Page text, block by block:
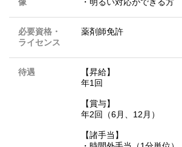
必要資格・
ライセンス
薬剤師免許
待遇
【昇給】
年1回
【賞与】
年2回（6月、12月）
【諸手当】